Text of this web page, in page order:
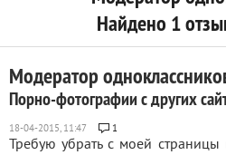
Найдено 1
Модератор
Порно-фотографии с других
1
Требую убрать с моей